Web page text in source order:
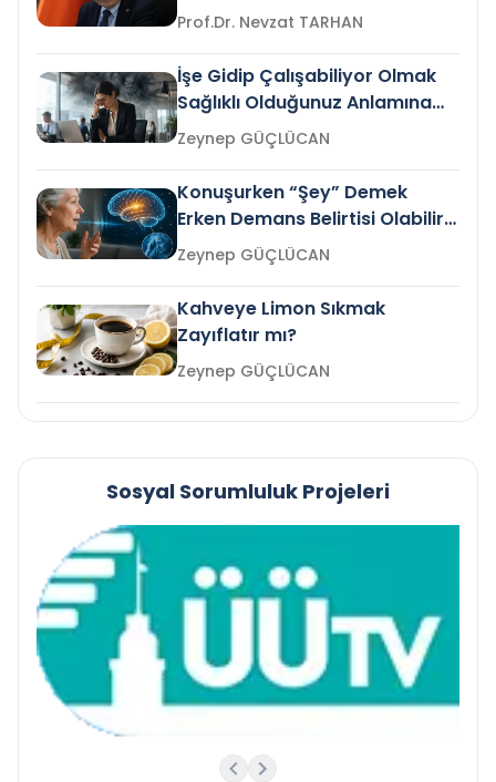
Prof.Dr. Nevzat TARHAN
İşe Gidip Çalışabiliyor Olmak
Sağlıklı Olduğunuz Anlamına
Gelir mi?Zeynep GÜÇLÜCAN
Konuşurken “Şey” Demek
Erken Demans Belirtisi Olabilir
mi?
Zeynep GÜÇLÜCAN
Kahveye Limon Sıkmak
Zayıflatır mı?
Zeynep GÜÇLÜCAN
Sosyal Sorumluluk Projeleri